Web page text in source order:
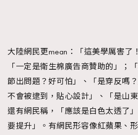
大陸網民更mean：「這美學厲害了
「一定是衛生棉廣告商贊助的」；
節出問題？好可怕」、「是穿反嗎
不會被逮到，貼心設計」、「是山
還有網民稱，「應該是白色太透了
要提升」。有網民形容像紅蘋果、